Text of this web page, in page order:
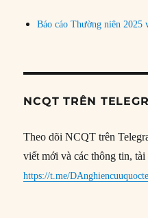
Báo cáo Thường niên 2025
NCQT TRÊN
Theo dõi NCQT trên
viết mới và các thông tin,
https://t.me/DAnghiencuuquocte